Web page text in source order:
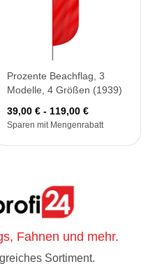
Prozente Beachflag, 3
Modelle, 4 Größen (1939)
39,00 € - 119,00 €
Sparen mit Mengenrabatt
Fahnen und mehr.
Sortiment.